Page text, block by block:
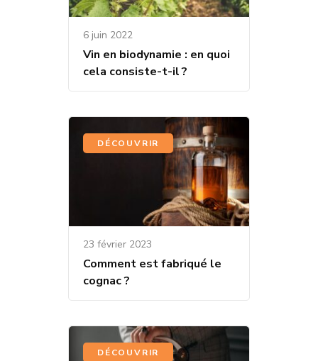
6 juin 2022
Vin en biodynamie : en quoi
cela consiste-t-il ?
DÉCOUVRIR
23 février 2023
Comment est fabriqué le
cognac ?
DÉCOUVRIR